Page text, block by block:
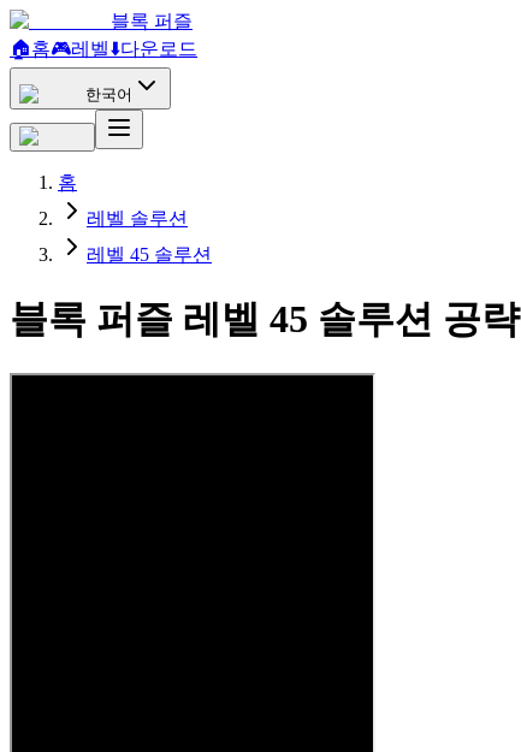
블록 퍼즐
🏠홈🎮레벨⬇️다운로드
한국어
홈
레벨 솔루션
레벨 45 솔루션
블록 퍼즐 레벨 45 솔루션 공략